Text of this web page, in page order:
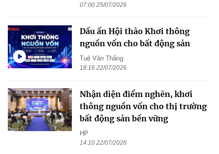
07:00 25/07/2026
Dấu ấn Hội thảo Khơi thông
nguồn vốn cho bất động sản
Tuệ Vân Thắng
18:16 22/07/2026
Nhận diện điểm nghẽn, khơi
thông nguồn vốn cho thị trường
bất động sản bền vững
HP
14:10 22/07/2026